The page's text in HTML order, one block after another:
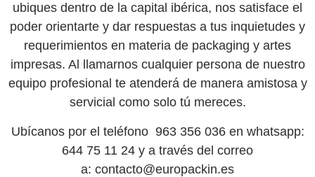
ubiques dentro de la capital ibérica, nos satisface el
poder orientarte y dar respuestas a tus inquietudes y
requerimientos en materia de packaging y artes
impresas. Al llamarnos cualquier persona de nuestro
equipo profesional te atenderá de manera amistosa y
servicial como solo tú mereces.
Ubícanos por el teléfono 963 356 036en whatsapp:
644 75 11 24 y a través del correo
a: contacto@europackin.es